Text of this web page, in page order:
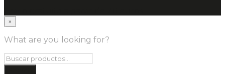
×
What are you looking for?